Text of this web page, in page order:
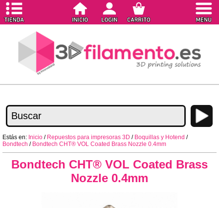
Estás en: Inicio / Repuestos para impresoras 3D / Boquillas y Hotend /
Bondtech / Bondtech CHT® VOL Coated Brass Nozzle 0.4mm
Bondtech CHT® VOL Coated Brass
Nozzle 0.4mm